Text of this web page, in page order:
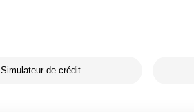
Simulateur de crédit